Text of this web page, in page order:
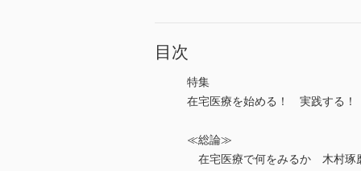
目次
特集
在宅医療を始める！ 実践する
≪総論≫
在宅医療で何をみるか 木村琢